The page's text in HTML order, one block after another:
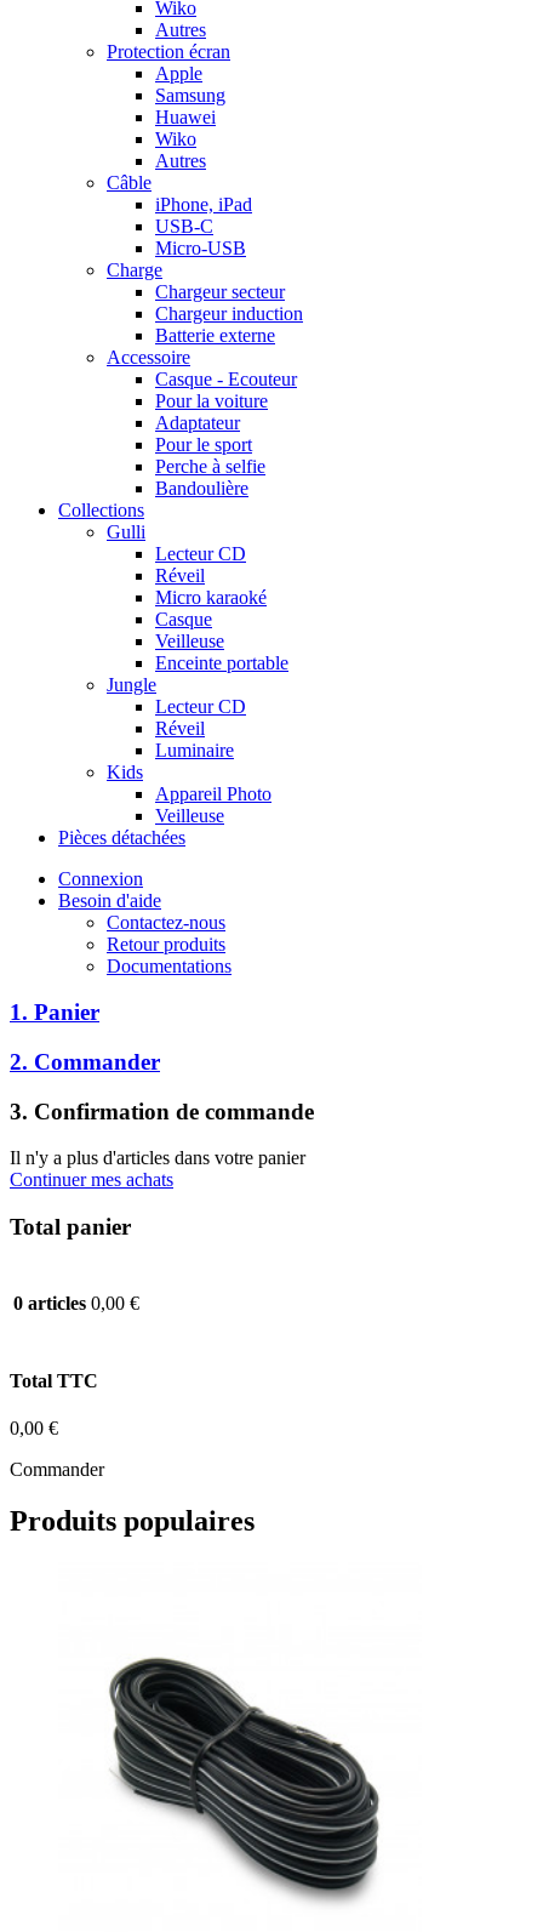
Wiko
Autres
Protection écran
Apple
Samsung
Huawei
Wiko
Autres
Câble
iPhone, iPad
USB-C
Micro-USB
Charge
Chargeur secteur
Chargeur induction
Batterie externe
Accessoire
Casque - Ecouteur
Pour la voiture
Adaptateur
Pour le sport
Perche à selfie
Bandoulière
Collections
Gulli
Lecteur CD
Réveil
Micro karaoké
Casque
Veilleuse
Enceinte portable
Jungle
Lecteur CD
Réveil
Luminaire
Kids
Appareil Photo
Veilleuse
Pièces détachées
Connexion
Besoin d'aide
Contactez-nous
Retour produits
Documentations
1. Panier
2. Commander
3. Confirmation de commande
Il n'y a plus d'articles dans votre panier
Continuer mes achats
Total panier
0 articles 0,00 €
Total TTC
0,00 €
Commander
Produits populaires